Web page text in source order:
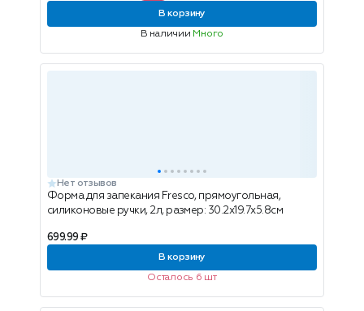
В корзину
В наличии Много
Нет отзывов
Форма для запекания Fresco, прямоугольная,
силиконовые ручки, 2л, размер: 30.2x19.7x5.8см
699.99 ₽
В корзину
Осталось 6 шт